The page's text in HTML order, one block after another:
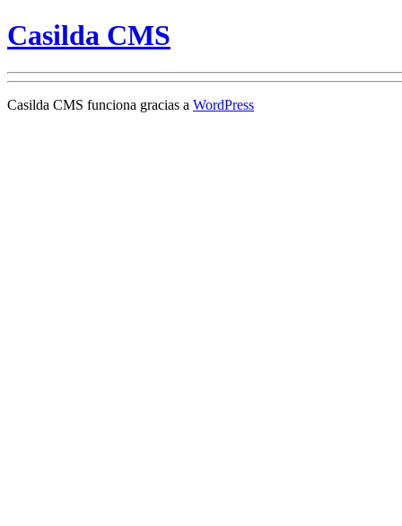
Casilda CMS
Casilda CMS funciona gracias a WordPress